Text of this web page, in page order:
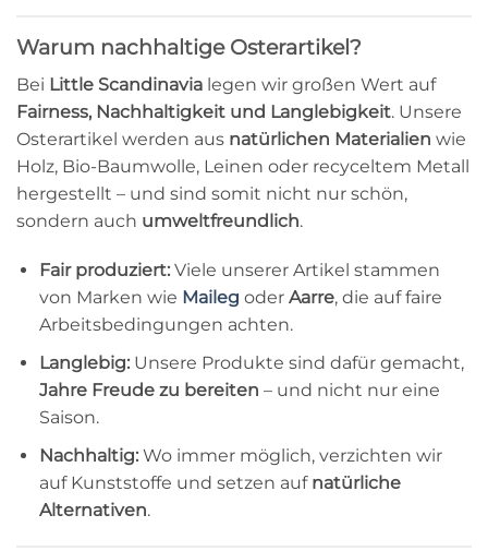
Warum nachhaltige Osterartikel?
Bei Little Scandinavia legen wir großen Wert auf
Fairness, Nachhaltigkeit und Langlebigkeit. Unsere
Osterartikel werden aus natürlichen Materialien wie
Holz, Bio-Baumwolle, Leinen oder recyceltem Metall
hergestellt – und sind somit nicht nur schön,
sondern auch umweltfreundlich.
Fair produziert:Viele unserer Artikel stammen
von Marken wie Maileg oder Aarre, die auf faire
Arbeitsbedingungen achten.
Langlebig:Unsere Produkte sind dafür gemacht,
Jahre Freude zu bereiten – und nicht nur eine
Saison.
Nachhaltig:Wo immer möglich, verzichten wir
auf Kunststoffe und setzen auf natürliche
Alternativen.